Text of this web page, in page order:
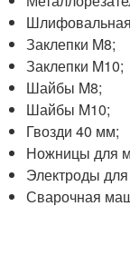
Заклепки M8;
Заклепки M10;
Шайбы M8;
Шайбы M10;
Гвозди 40 мм;
Ножницы для
Электроды
Сварочная